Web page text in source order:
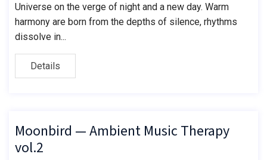
Universe on the verge of night and a new day. Warm
harmony are born from the depths of silence, rhythms
dissolve in...
Details
Moonbird — Ambient Music Therapy
vol.2